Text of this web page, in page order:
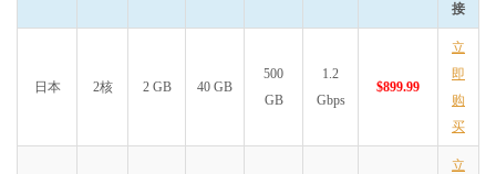
接
日本 2核 2 GB 40 GB
500
GB
1.2
Gbps
$899.99
立
即
购
买
立